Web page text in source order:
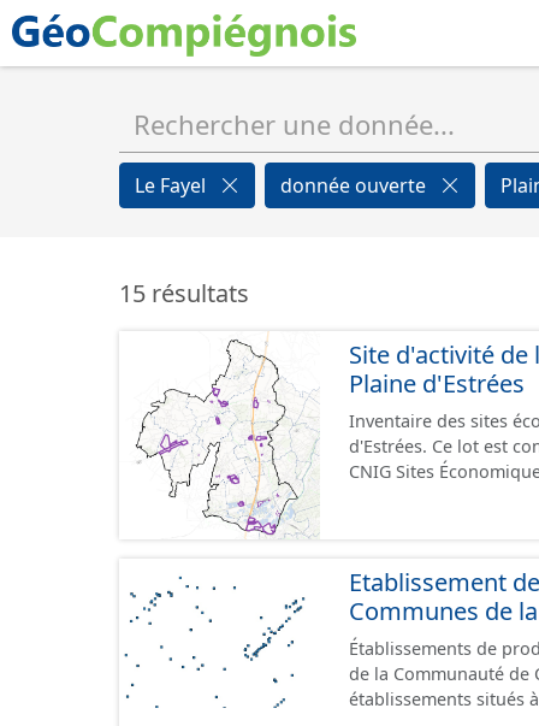
Le Fayel donnée ouverte
15 résultats
Site d'activité
Plaine d'Estrées
Inventaire des sites
d'Estrées. Ce lot est
CNIG Sites
Etablissement
Communes de
Établissements de
de la Communauté de
établissements situés